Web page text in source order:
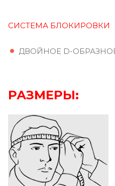
СИСТЕМА БЛОКИРОВКИ
ДВОЙНОЕ D-
РАЗМЕРЫ: